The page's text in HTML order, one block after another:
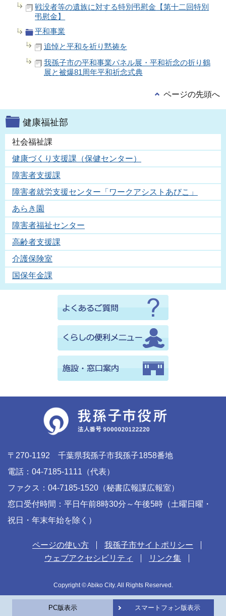
戦没者等の遺族に対する特別弔慰金【第十二回特別
弔慰金】
平和事業
追悼と平和を祈り黙祷を
我孫子市の平和事業パネル展・平和祈念の折り鶴
展と被爆81周年平和祈念式典
ページの先頭へ
健康福祉部
社会福祉課
健康づくり支援課（保健センター）
障害者支援課
障害者就労支援センター「ワークアシストあびこ」
あらき園
障害者福祉センター
高齢者支援課
介護保険室
国保年金課
〒270-1192 千葉県我孫子市我孫子1858番地
電話：04-7185-1111（代表）
ファクス：04-7185-1520（秘書広報課広報室）
窓口受付時間：平日午前8時30分～午後5時（土曜日曜・
祝日・年末年始を除く）
ページの使い方
我孫子市サイトポリシー
ウェブアクセシビリティ
リンク集
Copyright © Abiko City. All Rights Reserved.
PC版表示 スマートフォン版表示